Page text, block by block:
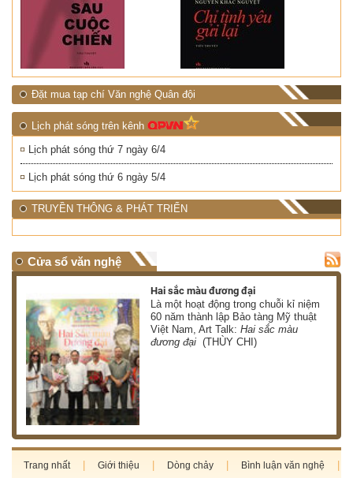
Đặt mua tạp chí Văn nghệ Quân đội
Lịch phát sóng trên kênh
Lịch phát sóng thứ 7 ngày 6/4
Lịch phát sóng thứ 6 ngày 5/4
TRUYỀN THÔNG & PHÁT TRIỂN
Cửa sổ văn nghệ
Hai sắc màu đương đại
Là một hoạt động trong chuỗi kỉ niệm
60 năm thành lập Bảo tàng Mỹ thuật
Việt Nam, Art Talk:Hai sắc màu
đương đại (THÙY CHI)
Trang nhất Giới thiệu Dòng chảy Bình luận văn nghệ